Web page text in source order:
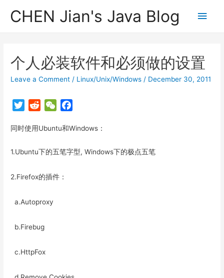
CHEN Jian's Java Blog
Main
个人必装软件和必须做的设置
Leave a Comment / Linux/Unix/Windows / December 30, 2011
T
i
t
r
d
i
W
C
a
c
b
同时使用Ubuntu和Windows：
1.Ubuntu下的五笔字型, Windows下的极点五笔
2.Firefox的插件：
a.Autoproxy
b.Firebug
c.HttpFox